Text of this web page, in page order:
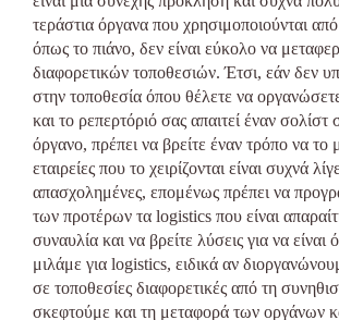
τεράστια όργανα που χρησιμοποιούνται
όπως το πιάνο, δεν είναι εύκολο να
διαφορετικών τοποθεσιών. Έτσι, εάν δεν
στην τοποθεσία όπου θέλετε να
και το ρεπερτόριό σας απαιτεί έναν σολίστ
όργανο, πρέπει να βρείτε έναν τρόπο να το
εταιρείες που το χειρίζονται είναι συχνά
απασχολημένες, επομένως πρέπει να
των προτέρων τα logistics που είναι
συναυλία και να βρείτε λύσεις για να είναι
μιλάμε για logistics, ειδικά αν
σε τοποθεσίες διαφορετικές από τη
σκεφτούμε και τη μεταφορά των οργάνων